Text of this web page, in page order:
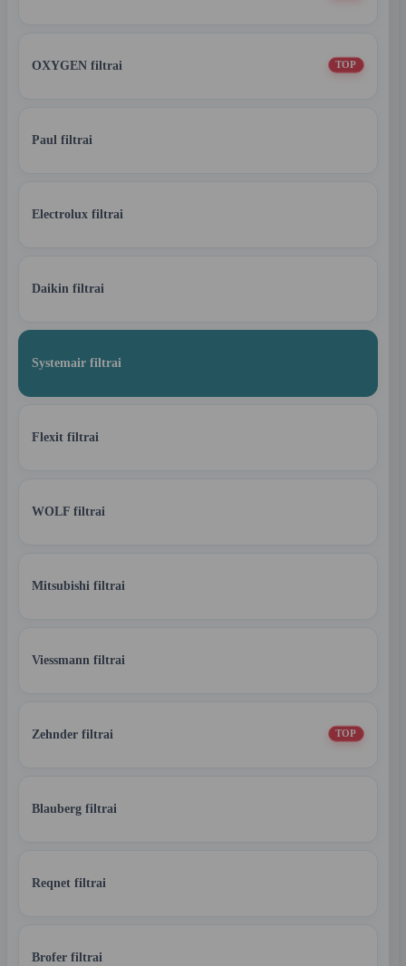
OXYGEN filtrai TOP
Paul filtrai
Electrolux filtrai
Daikin filtrai
Systemair filtrai
Flexit filtrai
WOLF filtrai
Mitsubishi filtrai
Viessmann filtrai
Zehnder filtrai TOP
Blauberg filtrai
Reqnet filtrai
Brofer filtrai